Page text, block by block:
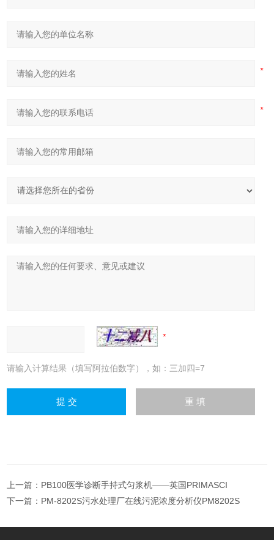
请输入计算结果（填写阿拉伯数字），如：三加四=7
上一篇： PB100医学诊断手持式匀浆机——英国PRIMASCI
下一篇： PM-8202S污水处理厂在线污泥浓度分析仪PM8202S